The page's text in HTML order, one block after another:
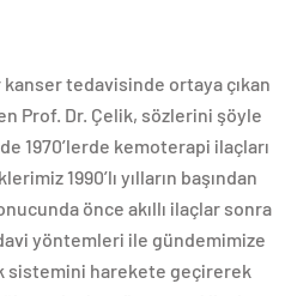
tedavisinde ortaya çıkan
Prof. Dr. Çelik, sözlerini şöyle
1970’lerde kemoterapi ilaçları
1990’lı yılların başından
önce akıllı ilaçlar sonra
yöntemleri ile gündemimize
sistemini harekete geçirerek